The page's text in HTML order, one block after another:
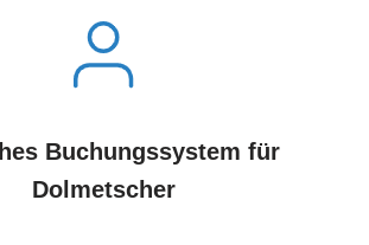
Buchungssystem für
Dolmetscher